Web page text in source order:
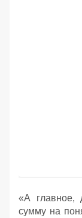
«А главное,
сумму на